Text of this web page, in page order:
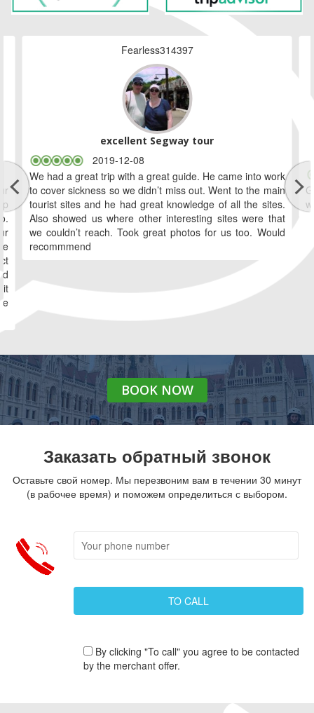
excellent Segway tour
2019-12-08
We had a great trip with a great guide. He came into work
to cover sickness so we didn’t miss out. Went to the main
tourist sites and he had great knowledge of all the sites.
Also showed us where other interesting sites were that
we couldn’t reach. Took great photos for us too. Would
recommmend
Fearless314397
BOOK NOW
Заказать обратный звонок
Оставьте свой номер. Мы перезвоним вам в течении 30 минут
(в рабочее время) и поможем определиться с выбором.
By clicking "To call" you agree to be contacted
by the merchant offer.